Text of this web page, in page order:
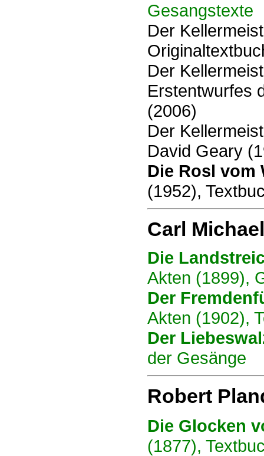
Gesangstexte
Der
Der
Erstentwurfes
(2006)
Der
David Geary
Die Rosl vom
(1952),
Carl
Die
Akten (1899),
Der
Akten (1902),
Der
der Gesänge
Robert
Die Glocken
(1877),